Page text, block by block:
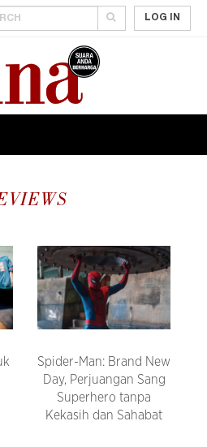
LOG IN
Spider-Man: Brand New
Day, Perjuangan Sang
Superhero tanpa
Kekasih dan Sahabat